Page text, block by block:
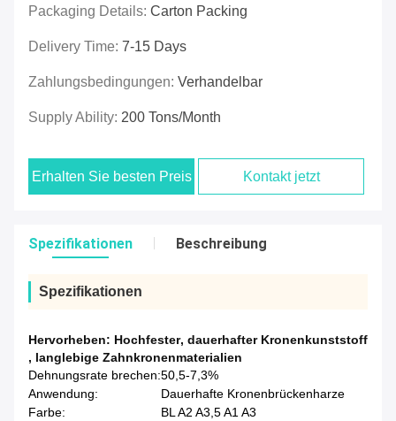
Packaging Details: Carton Packing
Delivery Time: 7-15 Days
Zahlungsbedingungen: Verhandelbar
Supply Ability: 200 Tons/month
Erhalten Sie besten Preis Kontakt jetzt
Spezifikationen Beschreibung
Spezifikationen
Hervorheben: Hochfester, dauerhafter Kronenkunststoff
, langlebige Zahnkronenmaterialien
Dehnungsrate brechen:50,5-7,3%
Anwendung:
Dauerhafte Kronenbrückenharze
Farbe:
BL A2 A3,5 A1 A3